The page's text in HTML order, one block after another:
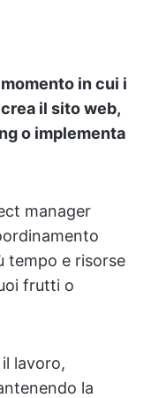
in cui i
il sito web,
o implementa
manager
tempo e risorse
frutti o
lavoro,
la